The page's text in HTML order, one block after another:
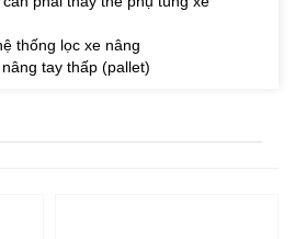
thống lọc xe nâng
tay thấp (pallet)